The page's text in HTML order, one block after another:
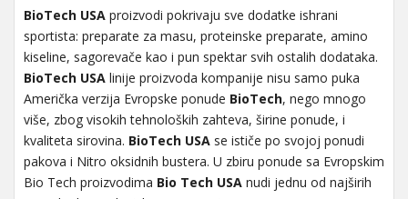
BioTech USA proizvodi pokrivaju sve dodatke ishrani
sportista: preparate za masu, proteinske preparate, amino
kiseline, sagorevače kao i pun spektar svih ostalih dodataka.
BioTech USA linije proizvoda kompanije nisu samo puka
Američka verzija Evropske ponude BioTech, nego mnogo
više, zbog visokih tehnoloških zahteva, širine ponude, i
kvaliteta sirovina. BioTech USA se ističe po svojoj ponudi
pakova i Nitro oksidnih bustera. U zbiru ponude sa Evropskim
Bio Tech proizvodima Bio Tech USA nudi jednu od najširih